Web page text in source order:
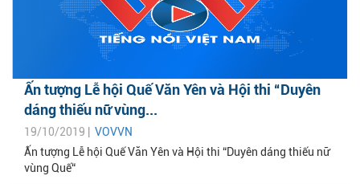
Ấn tượng Lễ hội Quế Văn Yên và Hội thi “Duyên
dáng thiếu nữ vùng...
19/10/2019 | VOVVN
Ấn tượng Lễ hội Quế Văn Yên và Hội thi “Duyên dáng thiếu nữ
vùng Quế“